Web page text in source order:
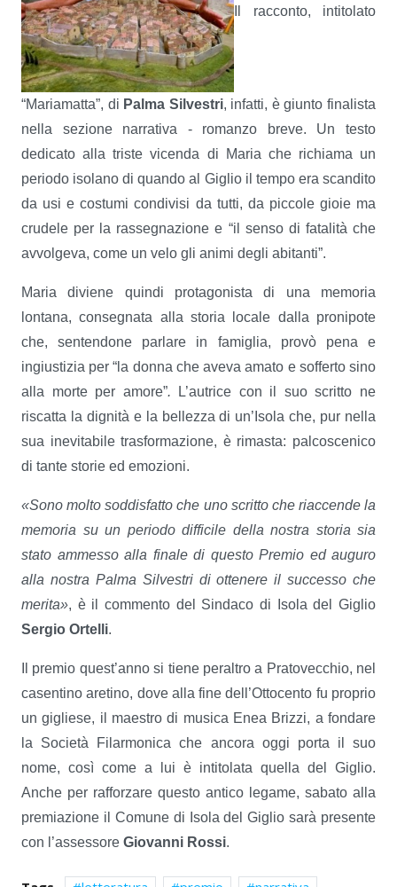
Il racconto, intitolato
“Mariamatta”, di Palma Silvestri, infatti, è giunto finalista
nella sezione narrativa - romanzo breve. Un testo
dedicato alla triste vicenda di Maria che richiama un
periodo isolano di quando al Giglio il tempo era scandito
da usi e costumi condivisi da tutti, da piccole gioie ma
crudele per la rassegnazione e “il senso di fatalità che
avvolgeva, come un velo gli animi degli abitanti”.
Maria diviene quindi protagonista di una memoria
lontana, consegnata alla storia locale dalla pronipote
che, sentendone parlare in famiglia, provò pena e
ingiustizia per “la donna che aveva amato e sofferto sino
alla morte per amore”.
L’autrice con il suo scritto ne
riscatta la dignità e la bellezza di un’Isola che, pur nella
sua inevitabile trasformazione, è rimasta: palcoscenico
di tante storie ed emozioni.
«Sono molto soddisfatto che uno scritto che riaccende la
memoria su un periodo difficile della nostra storia sia
stato ammesso alla finale di questo Premio ed auguro
alla nostra Palma Silvestri di ottenere il successo che
merita», è il commento del Sindaco di Isola del Giglio
Sergio Ortelli.
Il premio quest’anno si tiene peraltro a Pratovecchio, nel
casentino aretino, dove alla fine dell’Ottocento fu proprio
un gigliese, il maestro di musica Enea Brizzi, a fondare
la Società Filarmonica che ancora oggi porta il suo
nome, così come a lui è intitolata quella del Giglio.
Anche per rafforzare questo antico legame, sabato alla
premiazione il Comune di Isola del Giglio sarà presente
con l’assessore Giovanni Rossi.